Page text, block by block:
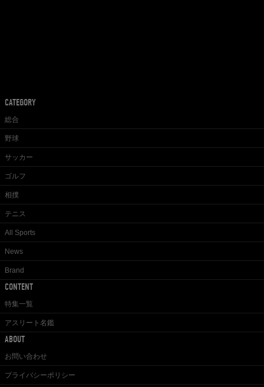
CATEGORY
総合
野球
サッカー
ゴルフ
相撲
テニス
All Sports
News
Brand
CONTENT
特集一覧
アスリート名鑑
ABOUT
お問い合わせ
プライバシーポリシー